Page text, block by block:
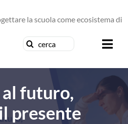
la scuola come ecosistema di
Cerca
futuro,
presente